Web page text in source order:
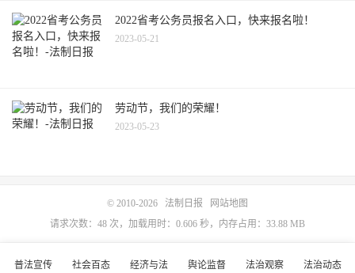
2022省考公务员报名入口，快来报名啦！
2023-05-21
劳动节，我们的荣耀！
2023-05-23
普法宣传 社会百态 经济与法 舆论监督 法治观察 法治动态
© 2010-2026 法制日报
网站地图
请求次数：48 次，加载用时：0.606 秒，内存占用：33.88 MB